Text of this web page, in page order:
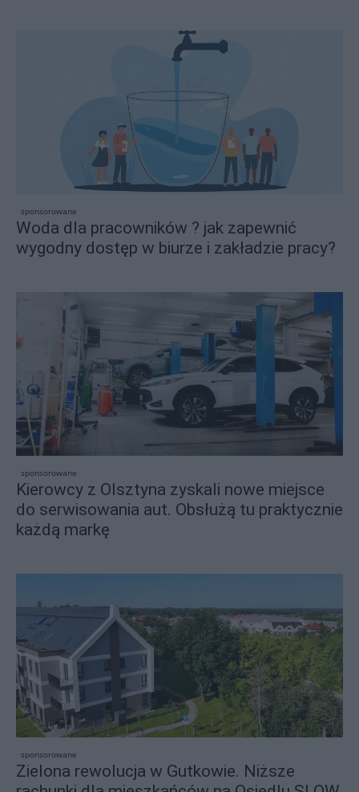
sponsorowane
Woda dla pracowników ? jak zapewnić
wygodny dostęp w biurze i zakładzie pracy?
sponsorowane
Kierowcy z Olsztyna zyskali nowe miejsce
do serwisowania aut. Obsłużą tu praktycznie
każdą markę
sponsorowane
Zielona rewolucja w Gutkowie. Niższe